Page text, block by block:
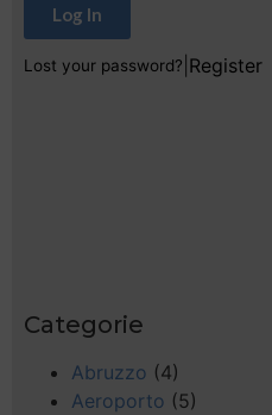
Log In
Lost your password? Register
Categorie
Abruzzo (4)
Aeroporto (5)